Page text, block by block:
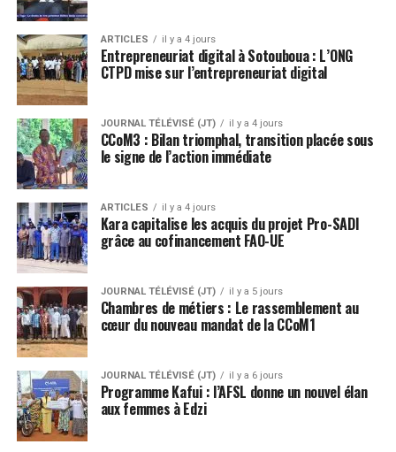
ARTICLES il y a 4 jours
Entrepreneuriat digital à Sotouboua : L’ONG
CTPD mise sur l’entrepreneuriat digital
JOURNAL TÉLÉVISÉ (JT) il y a 4 jours
CCoM3 : Bilan triomphal, transition placée sous
le signe de l’action immédiate
ARTICLES il y a 4 jours
Kara capitalise les acquis du projet Pro-SADI
grâce au cofinancement FAO-UE
JOURNAL TÉLÉVISÉ (JT) il y a 5 jours
Chambres de métiers : Le rassemblement au
cœur du nouveau mandat de la CCoM1
JOURNAL TÉLÉVISÉ (JT) il y a 6 jours
Programme Kafui : l’AFSL donne un nouvel élan
aux femmes à Edzi